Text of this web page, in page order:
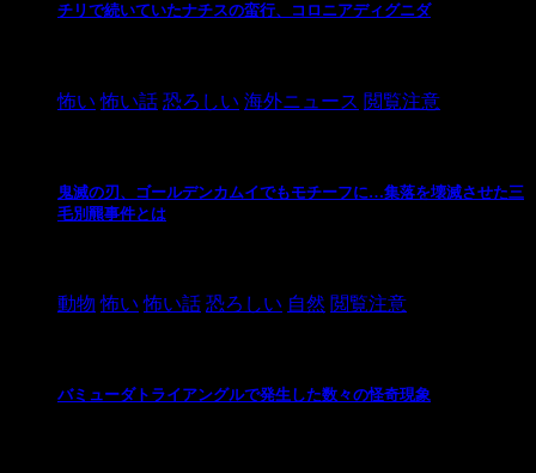
チリで続いていたナチスの蛮行、コロニアディグニダ
怖い 怖い話 恐ろしい 海外ニュース 閲覧注意
鬼滅の刃、ゴールデンカムイでもモチーフに…集落を壊滅させた三
毛別羆事件とは
動物 怖い 怖い話 恐ろしい 自然 閲覧注意
バミューダトライアングルで発生した数々の怪奇現象